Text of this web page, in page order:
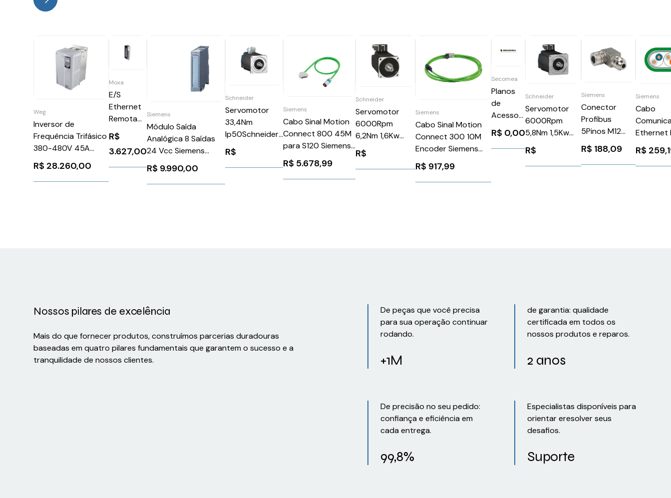
Weg
Inversor de
Frequência Trifásico
380-480V 45A
30CV
CFW110045T4OYWZ
WEG Weg 12276454
R$ 28.260,00
Moxa
E/S
Ethernet
Remota
ioLogik
E1241-T
R$
3.627,00
Siemens
Módulo Saída
Analógica 8 Saídas
24 Vcc Siemens
6ES75325HF000AB0
R$ 9.990,00
Schneider
Servomotor
33,4Nm
Ip50Schneider
BSH1404P01A1P
R$
Siemens
Cabo Sinal Motion
Connect 800 45M
para S120 Siemens
6FX80022CA311EF0
R$ 5.678,99
Schneider
Servomotor
6000Rpm
6,2Nm 1,6Kw
Ip54 Schneider
BMH1002P16F2A
R$
Siemens
Cabo Sinal Motion
Connect 300 10M
Encoder Siemens
6FX30022DB201BA0
R$ 917,99
Secomea
Planos
de
Acesso
Remoto
Secomea
R$ 0,00
Schneider
Servomotor
6000Rpm
5,8Nm 1,5Kw
Ip50Schneider
BSH1002T11F2A
R$
Siemens
Conector
Profibus
5Pinos M12
Siemens
3RK19021DA00
R$ 188,09
Siemens
Cabo
Ethernet
10M Fast
Ethernet
Siemens
R$
Nossos pilares de excelência
Mais do que fornecer produtos, construímos parcerias duradouras
baseadas em quatro pilares fundamentais que garantem o sucesso e a
tranquilidade de nossos clientes.
De peças que você precisa
para sua operação continuar
rodando.
+1M
de garantia: qualidade
certificada em todos os
nossos produtos e reparos.
2 anos
De precisão no seu pedido:
confiança e eficiência em
cada entrega.
99,8%
Especialistas disponíveis para
orientar eresolver seus
desafios.
Suporte